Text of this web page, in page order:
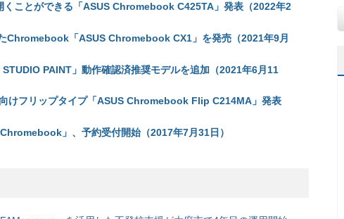
くことができる「ASUS Chromebook C425TA」発表（2022年2
Chromebook「ASUS Chromebook CX1」を発売（2021年9月
PAINT」動作確認済推奨モデルを追加（2021年6月11
けフリップタイプ「ASUS Chromebook Flip C214MA」発表
」、予約受付開始（2017年7月31日）